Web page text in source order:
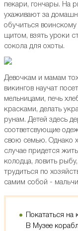
пекари, гончары. На
ухаживают за
обучиться
щитом, взять уроки
сокола для охоты.
Девочкам и мамам
викингов научат
мельницами, печь
красками, делать
рунам. Детей здесь
соответсвующие
свою семью. Однако
случае придется
колодца, ловить
трудиться по
самим собой -
Покататься
В Музее